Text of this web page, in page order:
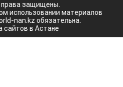
защищены.
использовании материалов
nan.kz обязательна.
сайтов в Астане